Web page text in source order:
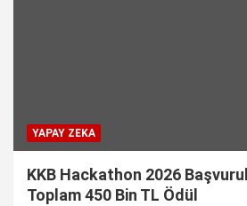
YAPAY ZEKA
KKB Hackathon 2026
Toplam 450 Bin TL Ödül